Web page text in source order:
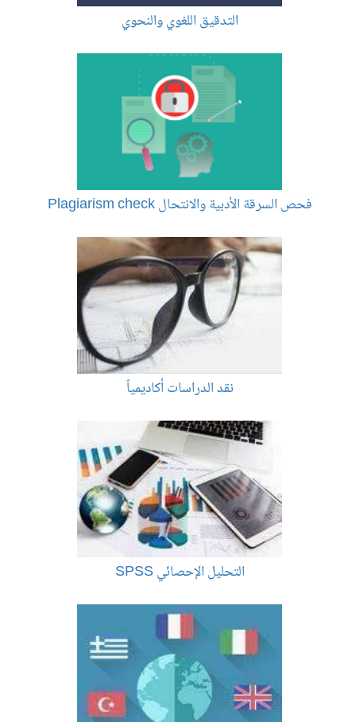
التدقيق اللغوي والنحوي
فحص السرقة الأدبية والانتحال Plagiarism check
نقد الدراسات أكاديمياً
التحليل الإحصائي SPSS